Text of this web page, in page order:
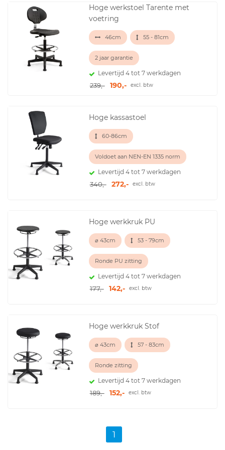
Hoge werkstoel Tarente met
voetring
46cm 55 - 81cm
2 jaar garantie
Levertijd 4 tot 7 werkdagen
239,- 190,- excl. btw
Hoge kassastoel
60-86cm
Voldoet aan NEN-EN 1335 norm
Levertijd 4 tot 7 werkdagen
340,- 272,- excl. btw
Hoge werkkruk PU
⌀ 43cm 53 - 79cm
Ronde PU zitting
Levertijd 4 tot 7 werkdagen
177,- 142,- excl. btw
Hoge werkkruk Stof
⌀ 43cm 57 - 83cm
Ronde zitting
Levertijd 4 tot 7 werkdagen
189,- 152,- excl. btw
1